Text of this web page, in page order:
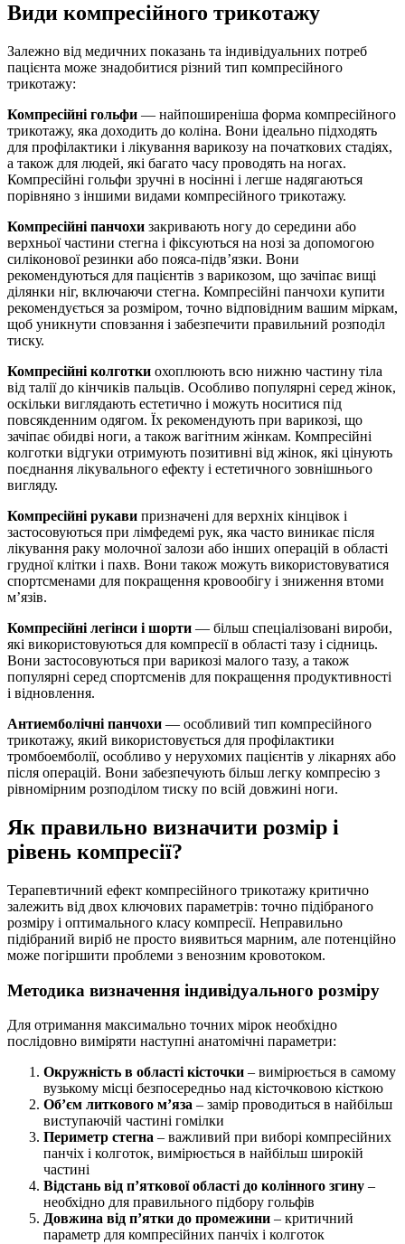
Види компресійного трикотажу
Залежно від медичних показань та індивідуальних потреб
пацієнта може знадобитися різний тип компресійного
трикотажу:
Компресійні гольфи — найпоширеніша форма компресійного
трикотажу, яка доходить до коліна. Вони ідеально підходять
для профілактики і лікування варикозу на початкових стадіях,
а також для людей, які багато часу проводять на ногах.
Компресійні гольфи зручні в носінні і легше надягаються
порівняно з іншими видами компресійного трикотажу.
Компресійні панчохи закривають ногу до середини або
верхньої частини стегна і фіксуються на нозі за допомогою
силіконової резинки або пояса-підв’язки. Вони
рекомендуються для пацієнтів з варикозом, що зачіпає вищі
ділянки ніг, включаючи стегна. Компресійні панчохи купити
рекомендується за розміром, точно відповідним вашим міркам,
щоб уникнути сповзання і забезпечити правильний розподіл
тиску.
Компресійні колготки охоплюють всю нижню частину тіла
від талії до кінчиків пальців. Особливо популярні серед жінок,
оскільки виглядають естетично і можуть носитися під
повсякденним одягом. Їх рекомендують при варикозі, що
зачіпає обидві ноги, а також вагітним жінкам. Компресійні
колготки відгуки отримують позитивні від жінок, які цінують
поєднання лікувального ефекту і естетичного зовнішнього
вигляду.
Компресійні рукави призначені для верхніх кінцівок і
застосовуються при лімфедемі рук, яка часто виникає після
лікування раку молочної залози або інших операцій в області
грудної клітки і пахв. Вони також можуть використовуватися
спортсменами для покращення кровообігу і зниження втоми
м’язів.
Компресійні легінси і шорти — більш спеціалізовані вироби,
які використовуються для компресії в області тазу і сідниць.
Вони застосовуються при варикозі малого тазу, а також
популярні серед спортсменів для покращення продуктивності
і відновлення.
Антиемболічні панчохи — особливий тип компресійного
трикотажу, який використовується для профілактики
тромбоемболії, особливо у нерухомих пацієнтів у лікарнях або
після операцій. Вони забезпечують більш легку компресію з
рівномірним розподілом тиску по всій довжині ноги.
Як правильно визначити розмір і
рівень компресії?
Терапевтичний ефект компресійного трикотажу критично
залежить від двох ключових параметрів: точно підібраного
розміру і оптимального класу компресії. Неправильно
підібраний виріб не просто виявиться марним, але потенційно
може погіршити проблеми з венозним кровотоком.
Методика визначення індивідуального розміру
Для отримання максимально точних мірок необхідно
послідовно виміряти наступні анатомічні параметри:
Окружність в області кісточки – вимірюється в самому
вузькому місці безпосередньо над кісточковою кісткою
Об’єм литкового м’яза – замір проводиться в найбільш
виступаючій частині гомілки
Периметр стегна – важливий при виборі компресійних
панчіх і колготок, вимірюється в найбільш широкій
частині
Відстань від п’яткової області до колінного згину –
необхідно для правильного підбору гольфів
Довжина від п’ятки до промежини – критичний
параметр для компресійних панчіх і колготок